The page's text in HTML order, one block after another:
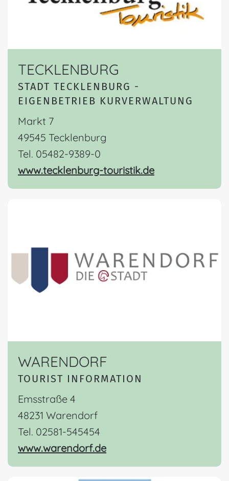
TECKLENBURG
STADT TECKLENBURG -
EIGENBETRIEB KURVERWALTUNG
Markt 7
49545 Tecklenburg
Tel. 05482-9389-0
www.tecklenburg-touristik.de
WARENDORF
TOURIST INFORMATION
Emsstraße 4
48231 Warendorf
Tel. 02581-545454
www.warendorf.de